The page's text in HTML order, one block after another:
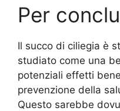
Per
Il succo di ciliegia è
studiato come una
potenziali effetti
prevenzione della
Questo sarebbe